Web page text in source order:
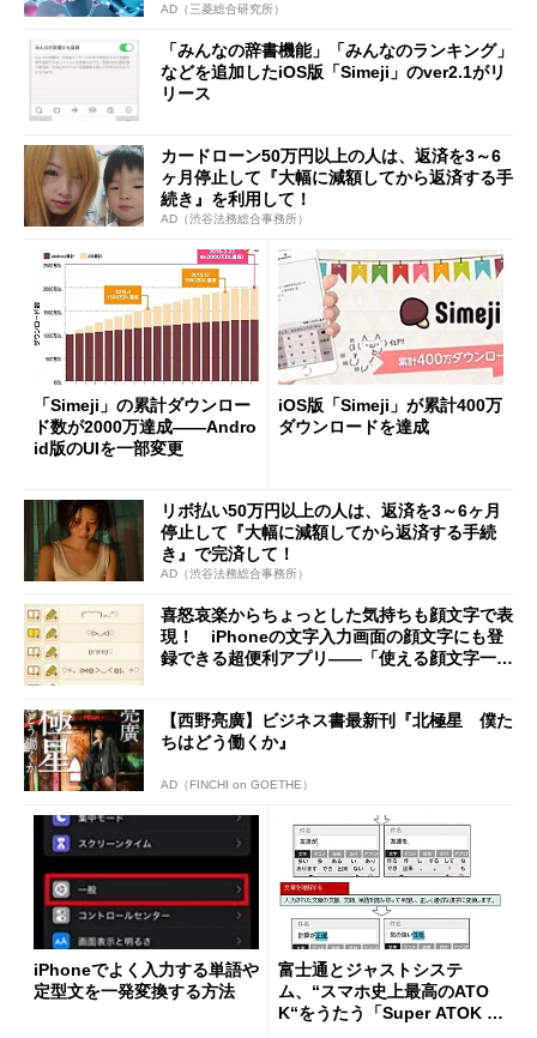
AD（三菱総合研究所）
「みんなの辞書機能」「みんなのランキング」
などを追加したiOS版「Simeji」のver2.1がリ
リース
カードローン50万円以上の人は、返済を3～6
ヶ月停止して『大幅に減額してから返済する手
続き』を利用して！
AD（渋谷法務総合事務所）
「Simeji」の累計ダウンロー
ド数が2000万達成――Andro
id版のUIを一部変更
iOS版「Simeji」が累計400万
ダウンロードを達成
リボ払い50万円以上の人は、返済を3～6ヶ月
停止して『大幅に減額してから返済する手続
き』で完済して！
AD（渋谷法務総合事務所）
喜怒哀楽からちょっとした気持ちも顔文字で表
現！ iPhoneの文字入力画面の顔文字にも登
録できる超便利アプリ――「使える顔文字一
【西野亮廣】ビジネス書最新刊『北極星 僕た
ちはどう働くか』
AD（FINCHI on GOETHE）
iPhoneでよく入力する単語や
定型文を一発変換する方法
富士通とジャストシステ
ム、“スマホ史上最高のATO
K“をうたう「Super ATOK U